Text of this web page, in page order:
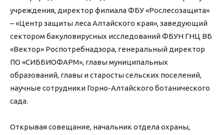
учреждения, директор филиала ФБУ «Рослесозащита»
– «Центр защиты леса Алтайского края», заведующий
сектором бакуловирусных исследований ФБУН ГНЦ ВБ
«Вектор» Роспотребнадзора, генеральный директор
ПО «СИББИОФАРМ», главы муниципальных
образований, главы и старосты сельских поселений,
научные сотрудники Горно-Алтайского ботанического
сада.
Открывая совещание, начальник отдела охраны,